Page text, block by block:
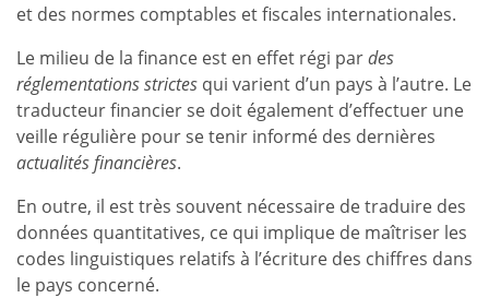
et des normes comptables et fiscales internationales.
Le milieu de la finance est en effet régi pardes
réglementations strictes qui varient d’un pays à l’autre. Le
traducteur financier se doit également d’effectuer une
veille régulière pour se tenir informé des dernières
actualités financières.
En outre, il est très souvent nécessaire de traduire des
données quantitatives, ce qui implique de maîtriser les
codes linguistiques relatifs à l’écriture des chiffres dans
le pays concerné.